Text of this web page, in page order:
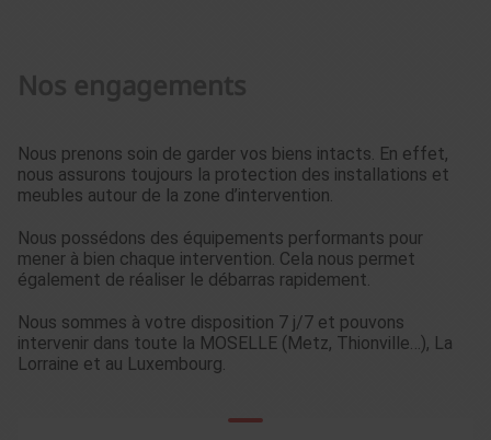
Nos engagements
Nous prenons soin de garder vos biens intacts. En effet,
nous assurons toujours la protection des installations et
meubles autour de la zone d’intervention.
Nous possédons des équipements performants pour
mener à bien chaque intervention. Cela nous permet
également de réaliser le débarras rapidement.
Nous sommes à votre disposition 7 j/7 et pouvons
intervenir dans toute la MOSELLE (Metz, Thionville…), La
Lorraine et au Luxembourg.